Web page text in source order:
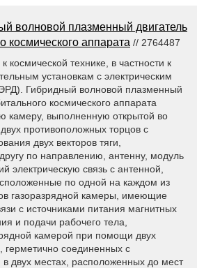
волновой плазменный двигатель
космического аппарата // 2764487
космической технике, в частности к
установкам с электрическим
Гибридный волновой плазменный
космического аппарата
камеру, выполненную открытой во
противоположных торцов с
двух векторов тяги,
по направлению, антенну, модуль
электрическую связь с антенной,
по одной на каждом из
газоразрядной камеры, имеющие
с источниками питания магнитных
и подачи рабочего тела,
камерой при помощи двух
герметично соединенных с
в двух местах, расположенных до мест